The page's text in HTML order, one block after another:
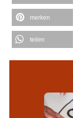
merken
teilen